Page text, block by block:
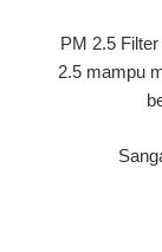
PM 2.5
2.5 mampu